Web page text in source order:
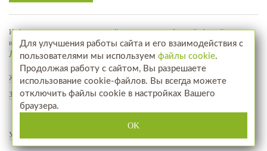
Информация, представленная на сайте, не является публичной офертой, а
используется в качестве рекламно-информационных материалов
Лицензия № ЛО-77-01-018071
Жалобы и предложения
Запись на прием
Услуги
Для улучшения работы сайта и его взаимодействия с
пользователями мы используем файлы cookie.
Продолжая работу с сайтом, Вы разрешаете
использование cookie-файлов. Вы всегда можете
отключить файлы cookie в настройках Вашего
браузера.
OK